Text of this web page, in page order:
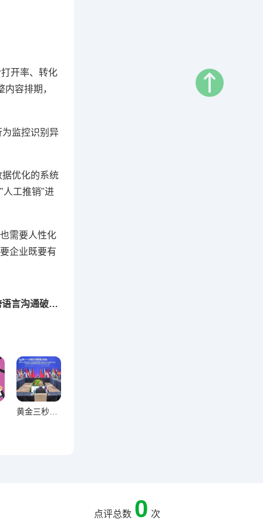
开率、转化
容排期，
监控识别异
优化的系统
人工推销"进
需要人性化
企业既要有
下一篇：WhatsApp自动翻译新功能实测与跨语言沟通破壁技巧解析
黄金三秒锁住用户，打造高吸引力内容的实战策略
点评总数 0 次